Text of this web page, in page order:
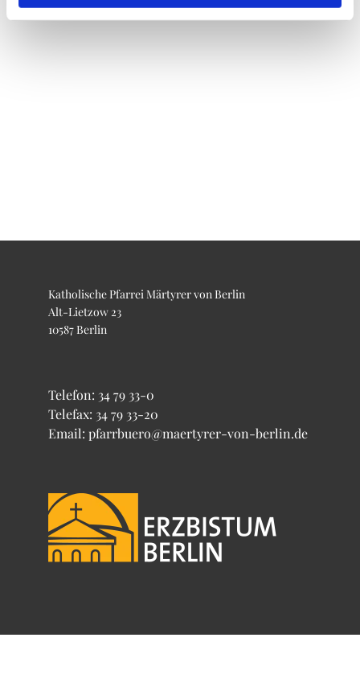
Katholische Pfarrei Märtyrer von Berlin
Alt-Lietzow 23
10587 Berlin
Telefon: 34 79 33-0
Telefax: 34 79 33-20
Email: pfarrbuero@maertyrer-von-berlin.de